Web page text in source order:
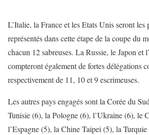
L’Italie, la France et les Etats Unis seront les
représentés dans cette étape de la coupe du
chacun 12 sabreuses. La Russie, le Japon et
compteront également de fortes délégations
respectivement de 11, 10 et 9 escrimeuses.
Les autres pays engagés sont la Corée du
Tunisie (6), la Pologne (6), l’Ukraine (6), le
l’Espagne (5), la Chine Taipei (5), la